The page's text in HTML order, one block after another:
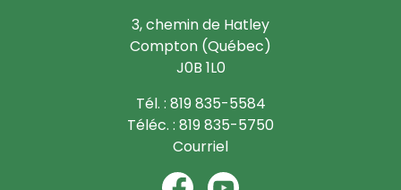
3, chemin de Hatley
Compton (Québec)
J0B 1L0
Tél. : 819 835-5584
Téléc. : 819 835-5750
Courriel